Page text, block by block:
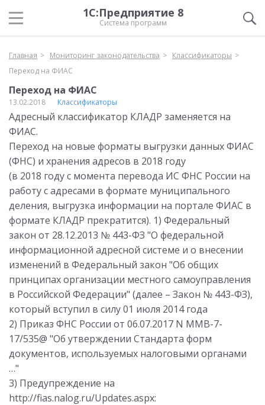
1С:Предприятие 8
Система программ
Главная Мониторинг законодательства
Классификаторы
Переход на ФИАС
Переход на ФИАС
13.02.2018 Классификаторы
Адресный классификатор КЛАДР заменяется на
ФИАС.
Переход на новые форматы выгрузки данных ФИАС
(ФНС) и хранения адресов в 2018 году
(в 2018 году с момента перевода ИС ФНС России на
работу с адресами в формате муниципального
деления, выгрузка информации на портале ФИАС в
формате КЛАДР прекратится). 1) Федеральный
закон от 28.12.2013 № 443-ФЗ "О федеральной
информационной адресной системе и о внесении
изменений в Федеральный закон "Об общих
принципах организации местного самоуправления
в Российской Федерации" (далее – Закон № 443-ФЗ),
который вступил в силу 01 июля 2014 года
2) Приказ ФНС России от 06.07.2017 N ММВ-7-
17/535@ "Об утверждении Стандарта форм
документов, используемых налоговыми органами
…"
3) Предупреждение на
http://fias.nalog.ru/Updates.aspx: